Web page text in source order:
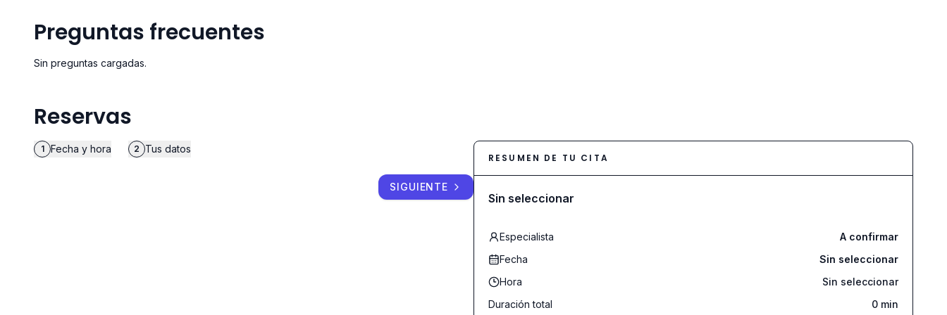
Preguntas frecuentes
Sin preguntas cargadas.
Reservas
1 Fecha y hora 2 Tus datos
SIGUIENTE
RESUMEN DE TU CITA
Sin seleccionar
Especialista
A confirmar
Fecha
Sin seleccionar
Hora
Sin seleccionar
Duración total
0 min